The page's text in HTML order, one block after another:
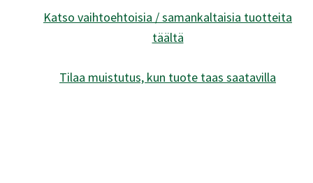
Katso vaihtoehtoisia / samankaltaisia tuotteita
täältä
Tilaa muistutus, kun tuote taas saatavilla